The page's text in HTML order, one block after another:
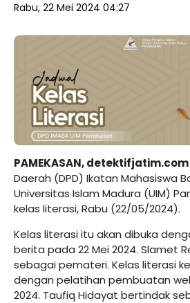
Rabu, 22 Mei 2024 04:27
PAMEKASAN, detektifjatim.com
Daerah (DPD) Ikatan Mahasiswa
Universitas Islam Madura (UIM)
kelas literasi, Rabu (22/05/2024).
Kelas literasi itu akan dibuka
berita pada 22 Mei 2024. Slamet
sebagai pemateri. Kelas literasi
dengan pelatihan pembuatan
2024. Taufiq Hidayat bertindak